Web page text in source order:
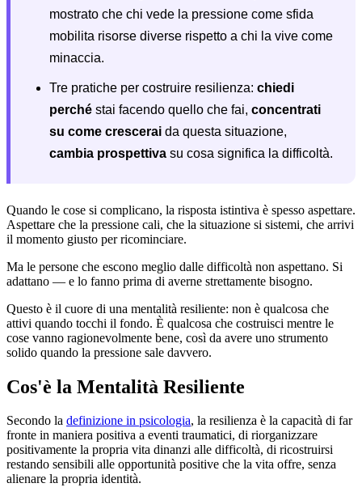
mostrato che chi vede la pressione come sfida
mobilita risorse diverse rispetto a chi la vive come
minaccia.
Tre pratiche per costruire resilienza: chiedi
perché stai facendo quello che fai, concentrati
su come crescerai da questa situazione,
cambia prospettiva su cosa significa la difficoltà.
Quando le cose si complicano, la risposta istintiva è spesso aspettare.
Aspettare che la pressione cali, che la situazione si sistemi, che arrivi
il momento giusto per ricominciare.
Ma le persone che escono meglio dalle difficoltà non aspettano. Si
adattano — e lo fanno prima di averne strettamente bisogno.
Questo è il cuore di una mentalità resiliente: non è qualcosa che
attivi quando tocchi il fondo. È qualcosa che costruisci mentre le
cose vanno ragionevolmente bene, così da avere uno strumento
solido quando la pressione sale davvero.
Cos'è la Mentalità Resiliente
Secondo la definizione in psicologia, la resilienza è la capacità di far
fronte in maniera positiva a eventi traumatici, di riorganizzare
positivamente la propria vita dinanzi alle difficoltà, di ricostruirsi
restando sensibili alle opportunità positive che la vita offre, senza
alienare la propria identità.